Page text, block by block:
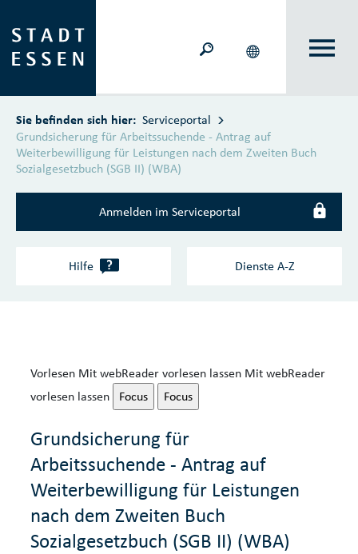
Sie befinden sich hier: Serviceportal
Grundsicherung für Arbeitssuchende - Antrag auf
Weiterbewilligung für Leistungen nach dem Zweiten Buch
Sozialgesetzbuch (SGB II) (WBA)
Anmelden im Serviceportal
Hilfe ? Dienste A‑Z
Vorlesen Mit webReader vorlesen lassen Mit webReader
vorlesen lassen
Focus Focus
Grundsicherung für
Arbeitssuchende - Antrag auf
Weiterbewilligung für Leistungen
nach dem Zweiten Buch
Sozialgesetzbuch (SGB II) (WBA)